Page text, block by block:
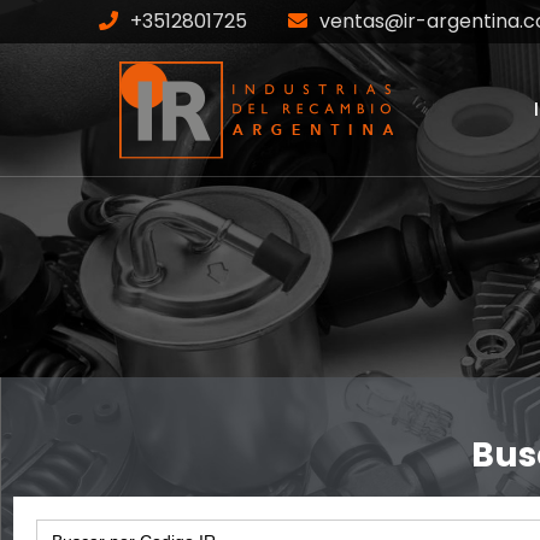
+3512801725 ventas@ir-
IR-81-16599
Home Productos IR-81-16599
Search